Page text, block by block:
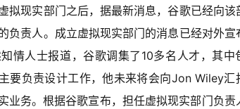
拟现实部门之后，据最新消息，谷歌已经向该
负责人。成立虚拟现实部门的消息已经对外宣
情人士报道，谷歌调集了10多名人才，其中
要负责设计工作，他未来将会向Jon Wiley汇
务。根据谷歌宣布，担任虚拟现实部门负责